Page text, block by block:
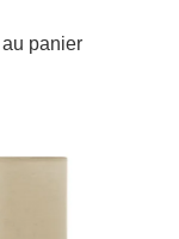
panier